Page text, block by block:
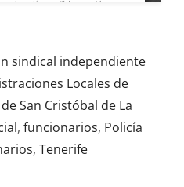
sindical independiente
Locales de
San Cristóbal de La
, funcionarios, Policía
, Tenerife